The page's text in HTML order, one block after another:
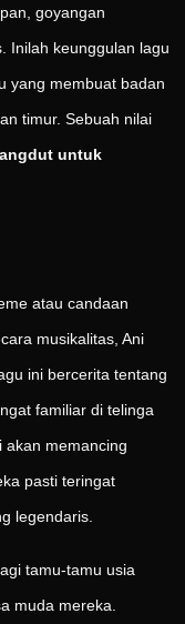
goyangan
Inilah keunggulan lagu
yang membuat badan
timur. Sebuah nilai
untuk
atau candaan
musikalitas, Ani
ini bercerita tentang
familiar di telinga
akan memancing
pasti teringat
legendaris.
tamu-tamu usia
muda mereka.